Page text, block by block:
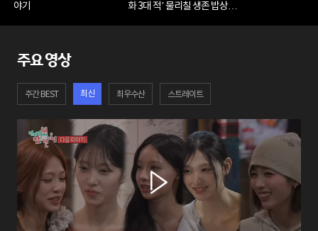
야기
화 3대 적’ 물리칠 생존 밥상
주요 영상
주간 BEST 최신 최우수산 스트레이트